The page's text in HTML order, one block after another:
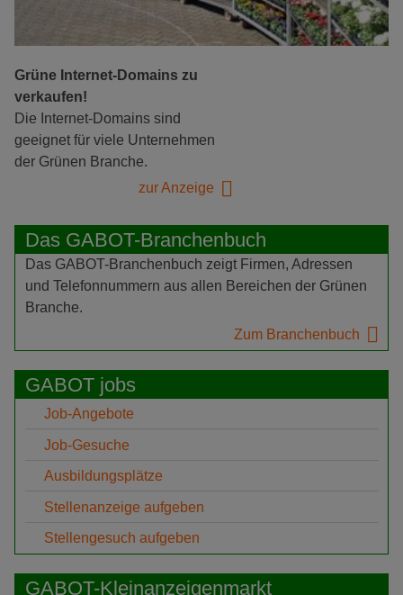
Grüne Internet-Domains zu
verkaufen!
Die Internet-Domains sind
geeignet für viele Unternehmen
der Grünen Branche.
zur Anzeige
Das GABOT-Branchenbuch
Das GABOT-Branchenbuch zeigt Firmen, Adressen
und Telefonnummern aus allen Bereichen der Grünen
Branche.
Zum Branchenbuch
GABOT jobs
Job-Angebote
Job-Gesuche
Ausbildungsplätze
Stellenanzeige aufgeben
Stellengesuch aufgeben
GABOT-Kleinanzeigenmarkt